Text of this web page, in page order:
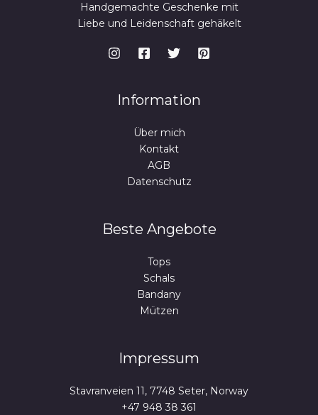
Handgemachte Geschenke mit
Liebe und Leidenschaft gehäkelt
Information
Über mich
Kontakt
AGB
Datenschutz
Beste Angebote
Tops
Schals
Bandany
Mützen
Impressum
Stavranveien 11, 7748 Seter, Norway
+47 948 38 361